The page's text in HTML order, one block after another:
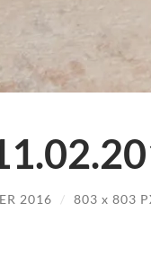
2016 / 803 x 803